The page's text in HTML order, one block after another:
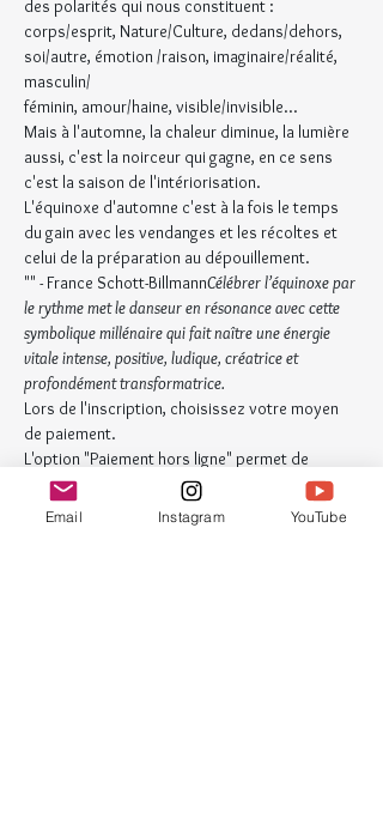
des polarités qui nous constituent :
corps/esprit, Nature/Culture, dedans/dehors,
soi/autre, émotion /raison, imaginaire/réalité,
masculin/
féminin, amour/haine, visible/invisible...
Mais à l'automne, la chaleur diminue, la lumière
aussi, c'est la noirceur qui gagne, en ce sens
c'est la saison de l'intériorisation.
L'équinoxe d'automne c'est à la fois le temps
du gain avec les vendanges et les récoltes et
celui de la préparation au dépouillement.
"" - France Schott-BillmannCélébrer l’équinoxe par
le rythme met le danseur en résonance avec cette
symbolique millénaire qui fait naître une énergie
vitale intense, positive, ludique, créatrice et
profondément transformatrice.
Lors de l'inscription, choisissez votre moyen
de paiement.
L'option "Paiement hors ligne" permet de
s'inscrire et de payer ultérieurement par
virement, chèque ou espèces. Sinon vous
Email Instagram YouTube